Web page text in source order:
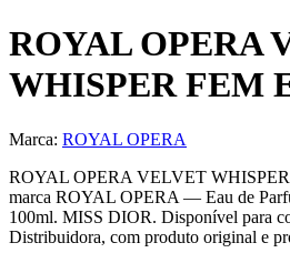
ROYAL OPERA
WHISPER FEM
Marca: ROYAL OPERA
ROYAL OPERA VELVET
marca ROYAL OPERA — Eau de
100ml. MISS DIOR. Disponível para
Distribuidora, com produto original e